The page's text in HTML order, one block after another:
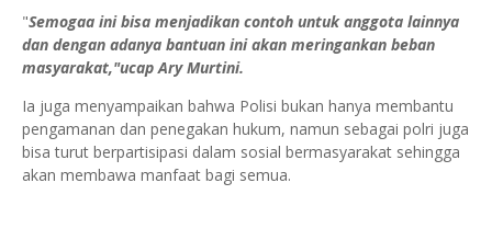
"Semogaa ini bisa menjadikan contoh untuk anggota lainnya
dan dengan adanya bantuan ini akan meringankan beban
masyarakat,"ucap Ary Murtini.
Ia juga menyampaikan bahwa Polisi bukan hanya membantu
pengamanan dan penegakan hukum, namun sebagai polri juga
bisa turut berpartisipasi dalam sosial bermasyarakat sehingga
akan membawa manfaat bagi semua.